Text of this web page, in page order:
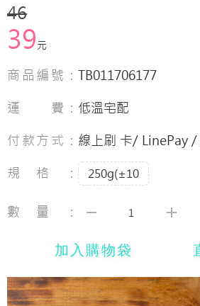
46
39元
商品編號： TB011706177
運 費： 低溫宅配
付款方式： 線上刷 卡/ LinePay
規格：
250g(±10
數量：
加入購物袋